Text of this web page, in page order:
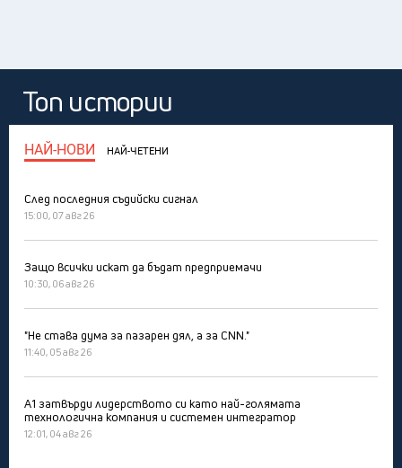
Топ истории
НАЙ-НОВИ НАЙ-ЧЕТЕНИ
След последния съдийски сигнал
15:00, 07 авг 26
Защо всички искат да бъдат предприемачи
10:30, 06 авг 26
"Не става дума за пазарен дял, а за CNN."
11:40, 05 авг 26
А1 затвърди лидерството си като най-голямата
технологична компания и системен интегратор
12:01, 04 авг 26